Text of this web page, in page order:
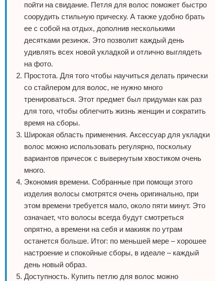
пойти на свидание. Петля для волос поможет быстро
соорудить стильную прическу. А также удобно брать
ее с собой на отдых, дополнив несколькими
десятками резинок. Это позволит каждый день
удивлять всех новой укладкой и отлично выглядеть
на фото.
Простота. Для того чтобы научиться делать прически
со стайлером для волос, не нужно много
тренироваться. Этот предмет был придуман как раз
для того, чтобы облегчить жизнь женщин и сократить
время на сборы.
Широкая область применения. Аксессуар для укладки
волос можно использовать регулярно, поскольку
вариантов причесок с вывернутым хвостиком очень
много.
Экономия времени. Собранные при помощи этого
изделия волосы смотрятся очень оригинально, при
этом времени требуется мало, около пяти минут. Это
означает, что волосы всегда будут смотреться
опрятно, а времени на себя и макияж по утрам
останется больше. Итог: по меньшей мере – хорошее
настроение и спокойные сборы, в идеале – каждый
день новый образ.
Доступность. Купить петлю для волос можно